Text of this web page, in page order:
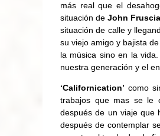
más real que el
situación deJohn
situación de calle y
su viejo amigo y bajista de
la música sino en la vida.
nuestra generación y el
‘Californication’ como
trabajos que mas se le
después de un viaje que
después de contemplar